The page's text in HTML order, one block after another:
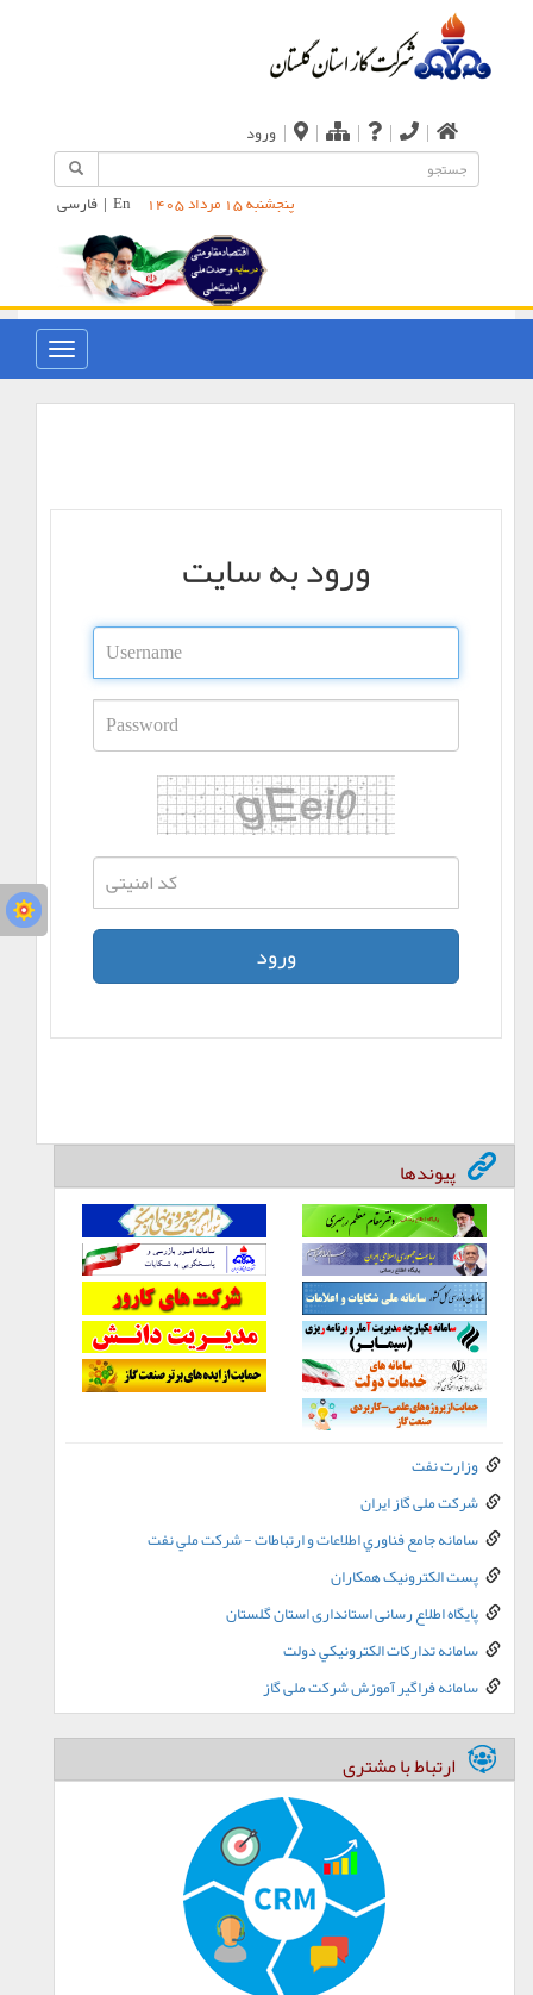
|
|
|
|
| ورود
پنجشنبه 15 مرداد 1405 En
| فارسی
ورود به سایت
پیوندها
وزارت نفت
شرکت ملی گاز ایران
سامانه جامع فناوري اطلاعات و ارتباطات - شرکت ملي نفت
پست الکترونيک همکاران
پایگاه اطلاع رسانی استانداری استان گلستان
سامانه تدارکات الکترونيکي دولت
سامانه فراگیر آموزش شرکت ملی گاز
ارتباط با مشتری